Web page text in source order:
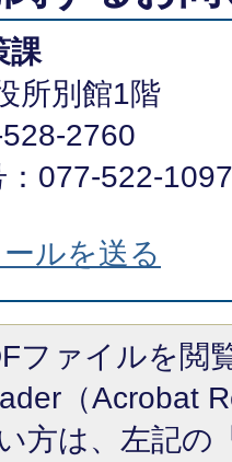
課
所別館1階
2760
077-522-1097
ルを送る
ファイルを閲
（Acrobat
方は、左記の